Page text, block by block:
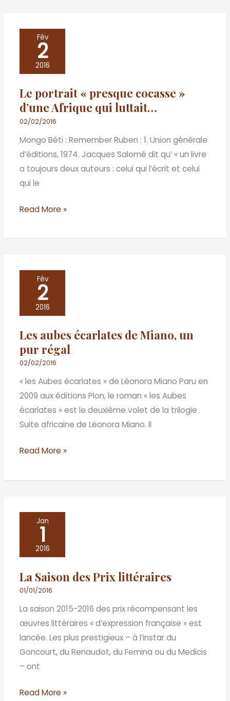
Fév
2
2016
Le portrait « presque cocasse »
d’une Afrique qui luttait…
02/02/2016
Mongo Béti : Remember Ruben : 1. Union générale
d’éditions, 1974. Jacques Salomé dit qu’ « un livre
a toujours deux auteurs : celui qui l’écrit et celui
qui le
portrait
« presque
d’une
Afrique
qui
luttait…
Read More »
Fév
2
2016
Les aubes écarlates de Miano, un
pur régal
02/02/2016
« les Aubes écarlates » de Léonora Miano Paru en
2009 aux éditions Plon, le roman « les Aubes
écarlates » est le deuxième volet de la trilogie
Suite africaine de Léonora Miano. Il
aubes
écarlates
Miano,
un
pur
régal
Read More »
Jan
1
2016
La Saison des Prix littéraires
01/01/2016
La saison 2015-2016 des prix récompensant les
œuvres littéraires « d’expression française » est
lancée. Les plus prestigieux – à l’instar du
Goncourt, du Renaudot, du Femina ou du Medicis
– ont
littéraires
Read More »